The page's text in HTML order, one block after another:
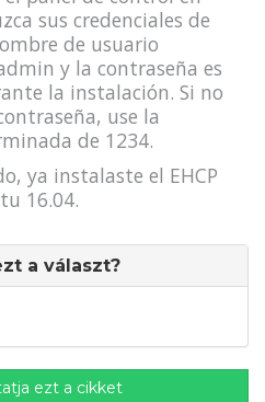
sus credenciales de
de usuario
y la contraseña es
la instalación. Si no
use la
de 1234.
ya instalaste el EHCP
16.04.
a választ?
ezt a cikket